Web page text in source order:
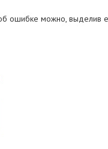
ошибке можно, выделив